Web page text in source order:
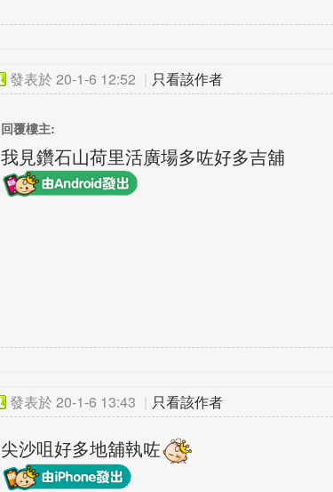
發表於 20-1-6 12:52 | 只看該作者
回覆樓主:
我見鑽石山荷里活廣場多咗好多吉舖
發表於 20-1-6 13:43 | 只看該作者
尖沙咀好多地舖執咗